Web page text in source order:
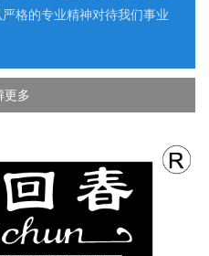
格的专业精神对待我们事业
更多